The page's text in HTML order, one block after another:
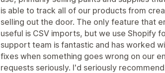
is able to track all of our products from
selling out the door. The only feature that
useful is CSV imports, but we use Shopify
support team is fantastic and has worked
fixes when something goes wrong on our
requests seriously. I'd seriously